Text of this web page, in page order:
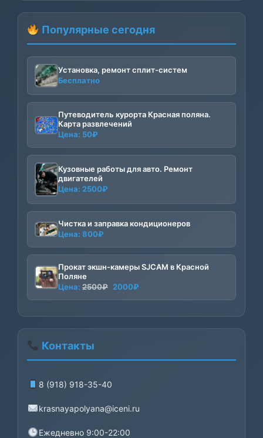
Популярные сегодня
Установка, ремонт сплит-систем
Бесплатно
Путеводитель курорта Красная поляна.
Карта развлечений
Цена: 50₽
Кузовные работы для авто. Ремонт
двигателей
Цена: 2500₽
Чистка и заправка кондиционеров
Цена: 800₽
Прокат экшн-камеры SJCAM в Красной
Поляне
Цена: 2500₽ Первоначальная
цена
2000₽
цена:
Контакты
8 (918) 918-35-40
krasnayapolyana@iceni.ru
Ежедневно 9:00-22:00